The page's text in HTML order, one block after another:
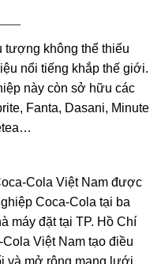
tượng không thể thiếu
nổi tiếng khắp thế giới.
này còn sở hữu các
Fanta, Dasani, Minute
Cola Việt Nam được
Coca-Cola tại ba
máy đặt tại TP. Hồ Chí
Việt Nam tạo điều
và mở rộng mạng lưới